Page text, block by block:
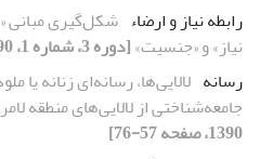
رابطه نیاز و ارضاء شکل‌گیری مبانی
نیاز» و «جنسیت»[دوره 3، شماره 1، 1390، صفحه 55-74]
رسانه لالایی‌ها، رسانه‌ای زنانه یا
جامعه‌شناختی از لالایی‌های منطقه
1390، صفحه 57-76]